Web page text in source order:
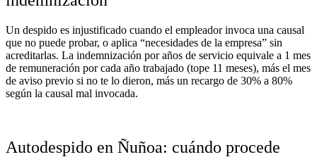
Un despido es injustificado cuando el empleador invoca una causal
que no puede probar, o aplica “necesidades de la empresa” sin
acreditarlas. La indemnización por años de servicio equivale a 1 mes
de remuneración por cada año trabajado (tope 11 meses), más el mes
de aviso previo si no te lo dieron, más un recargo de 30% a 80%
según la causal mal invocada.
Autodespido en Ñuñoa: cuándo procede